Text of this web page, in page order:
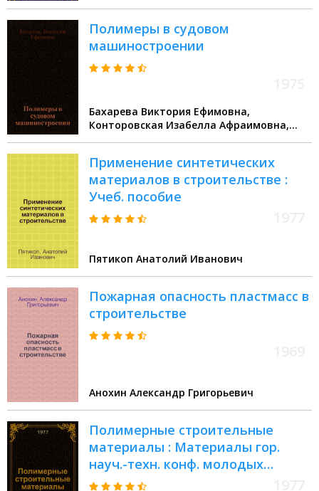
Полимеры в судовом
машиностроении
Бахарева Виктория Ефимовна,
Конторовская Изабелла Афраимовна,
Применение синтетических
материалов в строительстве :
Учеб. пособие
Пятикоп Анатолий Иванович
Пожарная опасность пластмасс в
строительстве
Анохин Александр Григорьевич
Полимерные строительные
материалы : Материалы гор.
науч.-техн. конф. молодых
ученых и специалистов